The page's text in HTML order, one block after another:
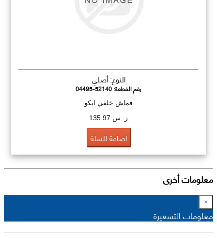
النوع: أصلي
رقم القطعة:04495-52140
قماش خلفي ايكو
ر. س.135.97
اضافة للسلة
معلومات أخرى
×
معلومات التسعيرة